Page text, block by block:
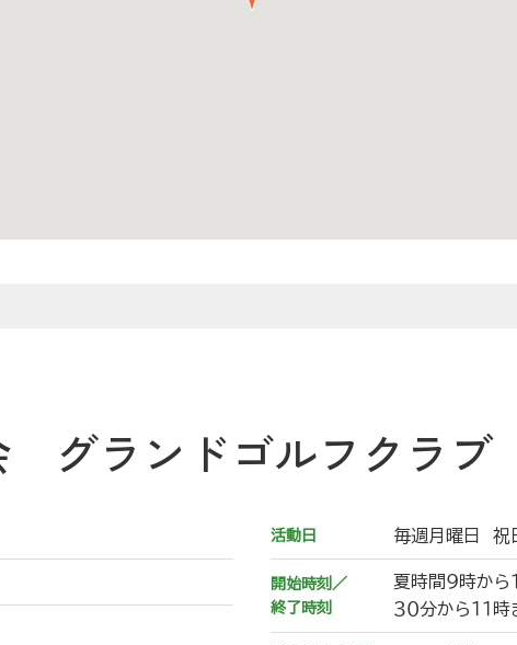
グランドゴルフクラブ
活動日 毎週月曜日 祝
開始時刻／
終了時刻
夏時間９時から
３０分から１１時